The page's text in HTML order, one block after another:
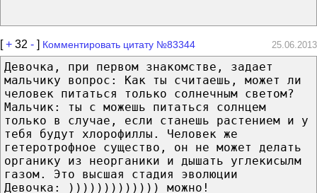
[+ 32 - ] Комментировать цитату №83344 25.06.2013
Девочка, при первом знакомстве, задает
мальчику вопрос: Как ты считаешь, может ли
человек питаться только солнечным светом?
Мальчик: ты с можешь питаться солнцем
только в случае, если станешь растением и у
тебя будут хлорофиллы. Человек же
гетеротрофное существо, он не может делать
органику из неорганики и дышать углекисылм
газом. Это высшая стадия эволюции
Девочка: ))))))))))))) можно!